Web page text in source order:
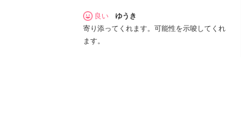
良い
ゆうき
寄り添ってくれます。可能性を示唆してくれ
ます。